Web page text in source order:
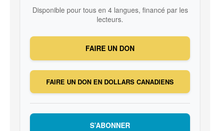
Disponible pour tous en 4 langues, financé par les
lecteurs.
FAIRE UN DON
FAIRE UN DON EN DOLLARS CANADIENS
S’ABONNER